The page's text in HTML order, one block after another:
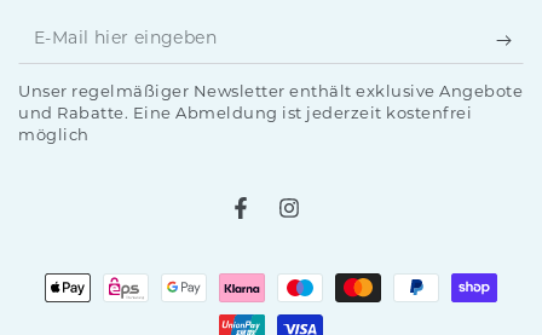
E-
Mail
hier
eingeben
Unser regelmäßiger Newsletter enthält exklusive Angebote
und Rabatte. Eine Abmeldung ist jederzeit kostenfrei
möglich
FacebookInstagram
Zahlungsmöglichkeiten